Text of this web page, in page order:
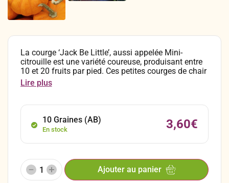
La courge ‘Jack Be Little’, aussi appelée Mini-
citrouille est une variété coureuse, produisant entre
10 et 20 fruits par pied. Ces petites courges de chair
jaune-orangé mesurent 5 à 8 cm de diamètre pour
un poids de 90 à 250 grammes.
Lire plus
10 Graines (AB)
En stock 3,60€
Ajouter au panier